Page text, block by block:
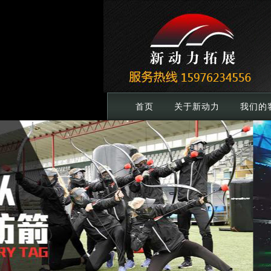
首页 关于新动力 我们的